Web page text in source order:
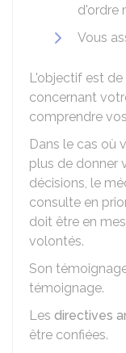
d'ordre
Vous
L'objectif est
concernant
comprendre
Dans le cas où
plus de donner
décisions, le
consulte en
doit être en
volontés.
Son
témoignage.
Les directives
être confiées.